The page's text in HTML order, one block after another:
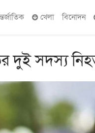
খেলা বিনোদন
দুই সদস্য